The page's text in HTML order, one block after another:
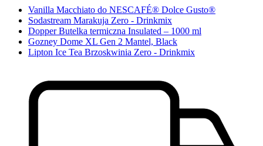
Vanilla Macchiato do NESCAFÉ® Dolce Gusto®
Sodastream Marakuja Zero - Drinkmix
Dopper Butelka termiczna Insulated – 1000 ml
Gozney Dome XL Gen 2 Mantel, Black
Lipton Ice Tea Brzoskwinia Zero - Drinkmix